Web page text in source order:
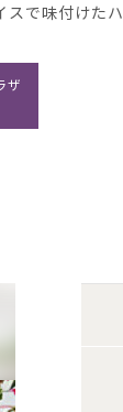
スで味付けた
ザ